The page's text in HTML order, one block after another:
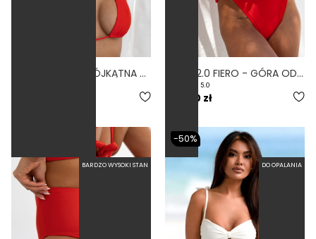
VESPA FIERO - TRÓJKĄTNA GÓRA OD BIKINI CZERWONY WIRES 2.0 FIERO - GÓRA OD BIKINI Z FISZBINAMI KIESZONKA NA WKŁADKI CZERWONY
5.0
269,00 zł
BARDZO WYSOKI STAN DO OPALANIA
-50%